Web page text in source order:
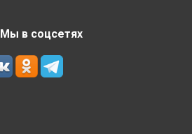
Мы в соцсетях